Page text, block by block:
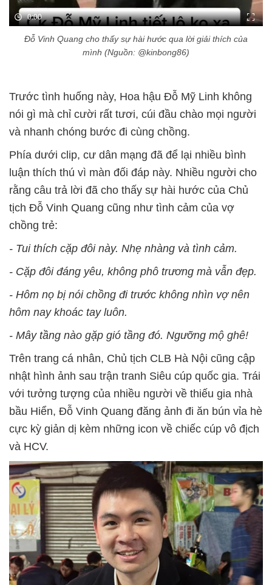
0:00
Đỗ Vinh Quang cho thấy sự hài hước qua lời giải thích của
mình (Nguồn: @kinbong86)
Trước tình huống này, Hoa hậu Đỗ Mỹ Linh không
nói gì mà chỉ cười rất tươi, cúi đầu chào mọi người
và nhanh chóng bước đi cùng chồng.
Phía dưới clip, cư dân mạng đã để lại nhiều bình
luận thích thú vì màn đối đáp này. Nhiều người cho
rằng câu trả lời đã cho thấy sự hài hước của Chủ
tịch Đỗ Vinh Quang cũng như tình cảm của vợ
chồng trẻ:
- Tui thích cặp đôi này. Nhẹ nhàng và tình cảm.
- Cặp đôi đáng yêu, không phô trương mà vẫn đẹp.
- Hôm nọ bị nói chồng đi trước không nhìn vợ nên
hôm nay khoác tay luôn.
- Mây tầng nào gặp gió tầng đó. Ngưỡng mộ ghê!
Trên trang cá nhân, Chủ tịch CLB Hà Nội cũng cập
nhật hình ảnh sau trận tranh Siêu cúp quốc gia. Trái
với tưởng tượng của nhiều người về thiếu gia nhà
bầu Hiển, Đỗ Vinh Quang đăng ảnh đi ăn bún vỉa hè
cực kỳ giản dị kèm những icon về chiếc cúp vô địch
và HCV.